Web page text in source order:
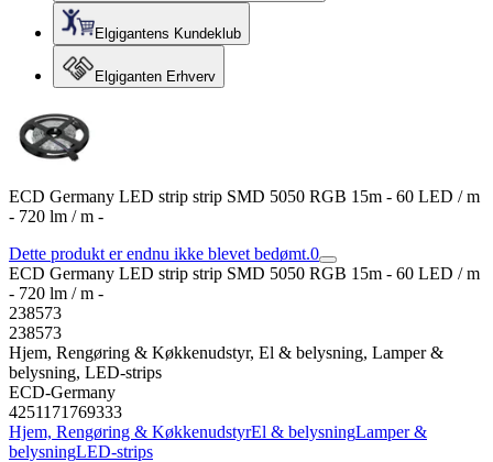
Elgigantens Kundeklub
Elgiganten Erhverv
ECD Germany LED strip strip SMD 5050 RGB 15m - 60 LED / m
- 720 lm / m -
Dette produkt er endnu ikke blevet bedømt.0
ECD Germany LED strip strip SMD 5050 RGB 15m - 60 LED / m
- 720 lm / m -
238573
238573
Hjem, Rengøring & Køkkenudstyr, El & belysning, Lamper &
belysning, LED-strips
ECD-Germany
4251171769333
Hjem, Rengøring & KøkkenudstyrEl & belysningLamper &
belysningLED-strips